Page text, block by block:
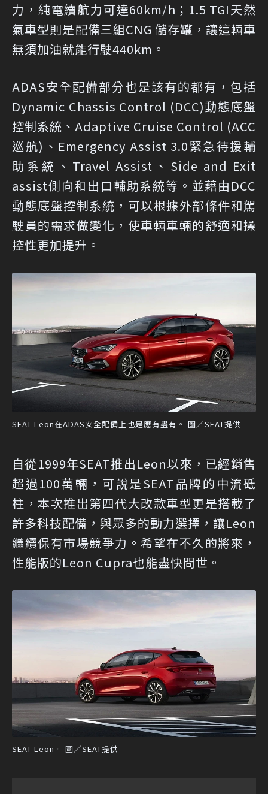
力，純電續航力可達60km/h；1.5 TGI天然
氣車型則是配備三組CNG 儲存罐，讓這輛車
無須加油就能行駛440km。
ADAS安全配備部分也是該有的都有，包括
Dynamic Chassis Control (DCC)動態底盤
控制系統、Adaptive Cruise Control (ACC
巡航)、Emergency Assist 3.0緊急待援輔
助系統、Travel Assist、Side and Exit
assist側向和出口輔助系統等。並藉由DCC
動態底盤控制系統，可以根據外部條件和駕
駛員的需求做變化，使車輛車輛的舒適和操
控性更加提升。
SEAT Leon在ADAS安全配備上也是應有盡有。 圖／SEAT提供
自從1999年SEAT推出Leon以來，已經銷售
超過100萬輛，可說是SEAT品牌的中流砥
柱，本次推出第四代大改款車型更是搭載了
許多科技配備，與眾多的動力選擇，讓Leon
繼續保有市場競爭力。希望在不久的將來，
性能版的Leon Cupra也能盡快問世。
SEAT Leon。 圖／SEAT提供